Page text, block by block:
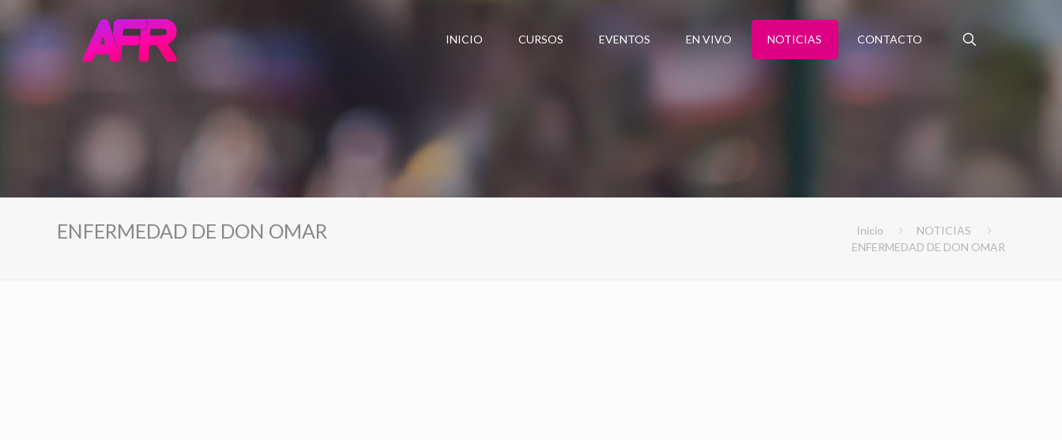
INICIO CURSOS EVENTOS EN VIVO NOTICIAS CONTACTO
ENFERMEDAD DE DON OMAR Inicio
NOTICIAS
ENFERMEDAD DE DON OMAR